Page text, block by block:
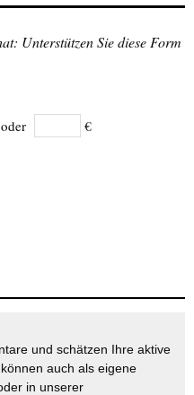
Unterstützen Sie diese Form
oder €
und schätzen Ihre aktive
auch als eigene
in unserer